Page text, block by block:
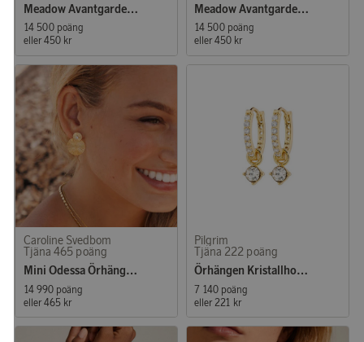
Meadow Avantgarde Örhänge Peridot
14 500 poäng
eller 450 kr
Meadow Avantgarde Örhänge Light champagne
14 500 poäng
eller 450 kr
Caroline Svedbom
Tjäna 465 poäng
Mini Odessa Örhänge Gold Crystal
14 990 poäng
eller 465 kr
Pilgrim
Tjäna 222 poäng
Örhängen Kristallhoops Joa Guld
7 140 poäng
eller 221 kr